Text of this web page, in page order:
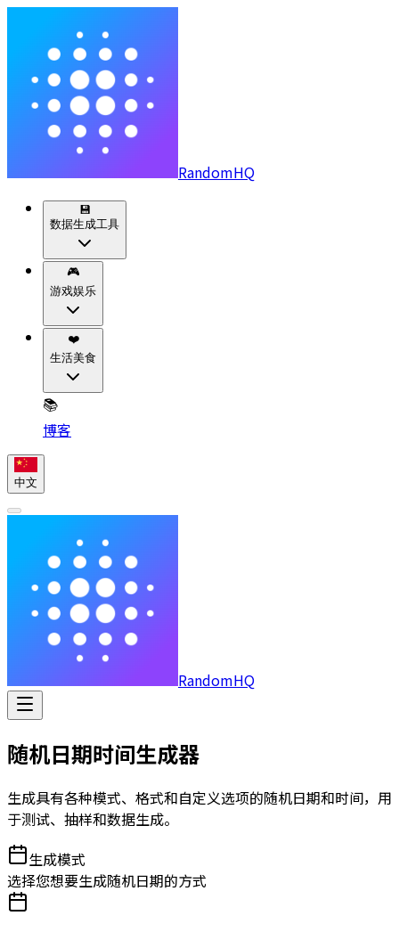
RandomHQ
💾
数据生成工具
🎮
游戏娱乐
❤️
生活美食
📚
博客
中文
RandomHQ
随机日期时间生成器
生成具有各种模式、格式和自定义选项的随机日期和时间，用
于测试、抽样和数据生成。
生成模式
选择您想要生成随机日期的方式